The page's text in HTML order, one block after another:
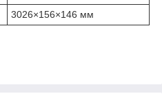
3026×156×146 мм